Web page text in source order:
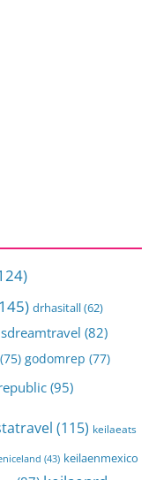
drhasitall(62)
(82)
(75) godomrep (77)
(95)
(115) keilaeats
(43) keilaenmexico